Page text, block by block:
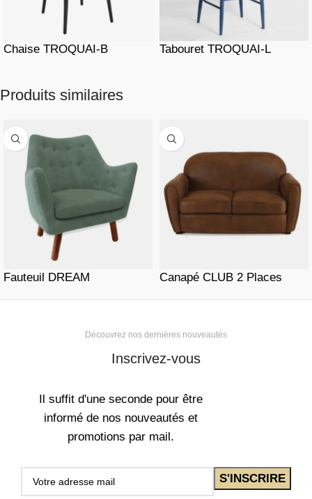
Chaise TROQUAI-B Tabouret TROQUAI-L
Produits similaires
Fauteuil DREAM Canapé CLUB 2 Places
Découvrez nos dernières nouveautés
Inscrivez-vous
Il suffit d'une seconde pour être
informé de nos nouveautés et
promotions par mail.